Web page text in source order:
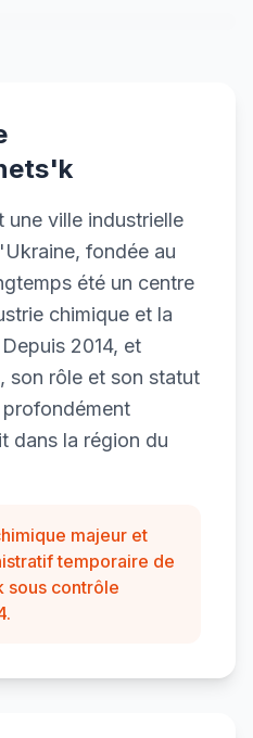
ville industrielle
fondée au
été un centre
chimique et la
2014, et
son rôle et son statut
dans la région du
majeur et
temporaire de
sous contrôle